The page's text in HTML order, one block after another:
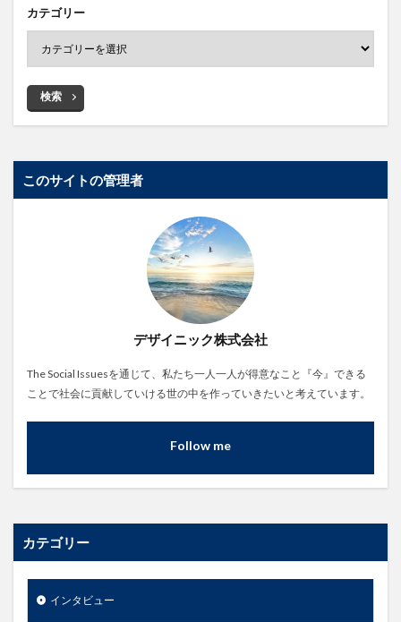
カテゴリー
検索
このサイトの管理者
デザイニック株式会社
The Social Issuesを通じて、私たち一人一人が得意なこと『今』できる
ことで社会に貢献していける世の中を作っていきたいと考えています。
Follow me
カテゴリー
インタビュー